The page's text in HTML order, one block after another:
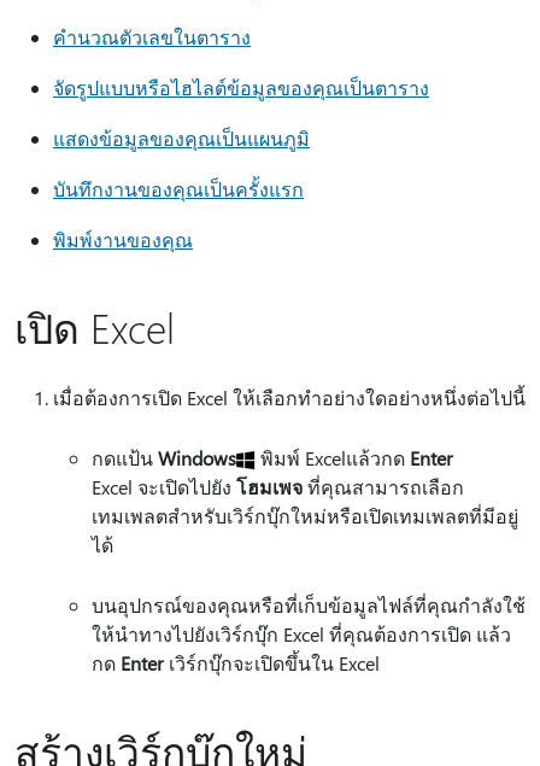
คำนวณตัวเลขในตาราง
จัดรูปแบบหรือไฮไลต์ข้อมูลของคุณเป็นตาราง
แสดงข้อมูลของคุณเป็นแผนภูมิ
บันทึกงานของคุณเป็นครั้งแรก
พิมพ์งานของคุณ
เปิด Excel
เมื่อต้องการเปิด Excel ให้เลือกทําอย่างใดอย่างหนึ่งต่อไปนี้
กดแป้นWindows พิมพ์ Excelแล้วกด Enter
Excel จะเปิดไปยัง โฮมเพจที่คุณสามารถเลือก
เทมเพลตสําหรับเวิร์กบุ๊กใหม่หรือเปิดเทมเพลตที่มีอยู่
ได้
บนอุปกรณ์ของคุณหรือที่เก็บข้อมูลไฟล์ที่คุณกําลังใช้
ให้นําทางไปยังเวิร์กบุ๊ก Excel ที่คุณต้องการเปิด แล้ว
กด Enterเวิร์กบุ๊กจะเปิดขึ้นใน Excel
สร้างเวิร์กบุ๊กใหม่